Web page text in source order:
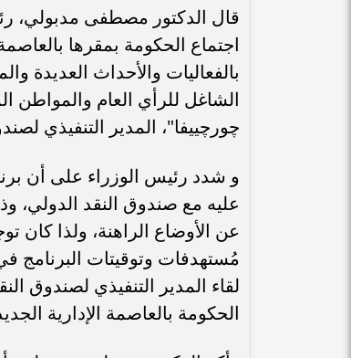
قال الدكتور مصطفى مدبولي،
اجتماع الحكومة بمقرها
بالفعاليات والأحداث العديدة
الشاغل للرأي العام
چورچييفا"، المدير التنفيذي
و شدد رئيس الوزراء على أن
عليه مع صندوق النقد الدولي،
عن الأوضاع الراهنة، ولذا كان
مُستهدفات وتوقيتات البرنامج
لقاء المدير التنفيذي لصندوق
الحكومة بالعاصمة الإدارية